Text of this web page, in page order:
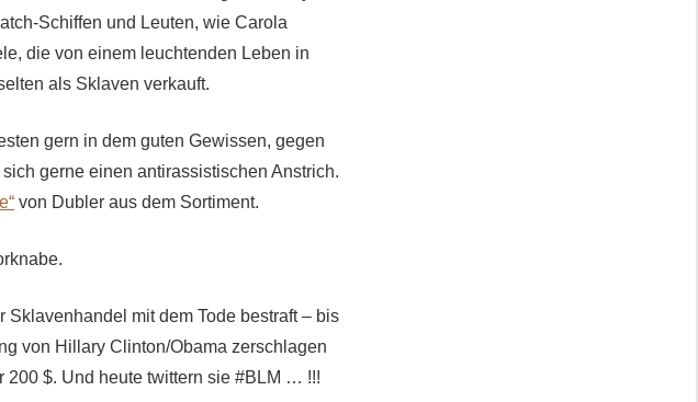
Schiffen und Leuten, wie Carola
die von einem leuchtenden Leben in
als Sklaven verkauft.
gern in dem guten Gewissen, gegen
gerne einen antirassistischen Anstrich.
von Dubler aus dem Sortiment.
mit dem Tode bestraft – bis
von Hillary Clinton/Obama zerschlagen
200 $. Und heute twittern sie #BLM … !!!